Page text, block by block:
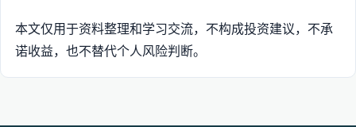
本文仅用于资料整理和学习交流，不构成投资建议，不承
诺收益，也不替代个人风险判断。